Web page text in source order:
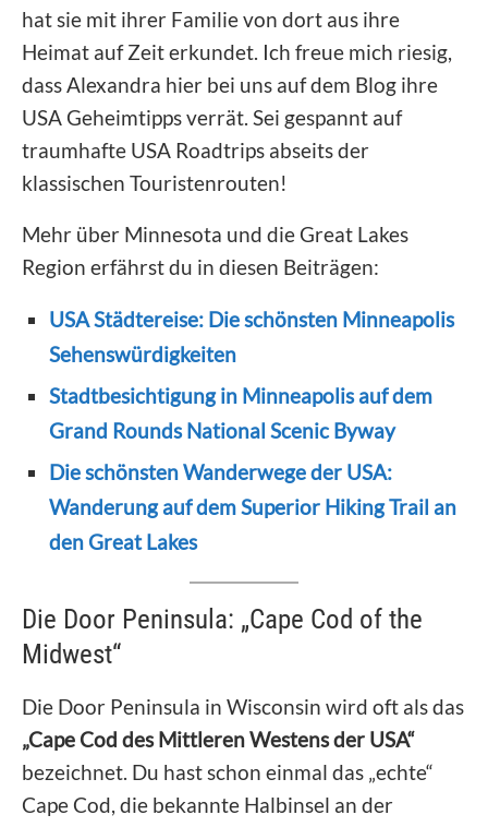
hat sie mit ihrer Familie von dort aus ihre
Heimat auf Zeit erkundet. Ich freue mich riesig,
dass Alexandra hier bei uns auf dem Blog ihre
USA Geheimtipps verrät. Sei gespannt auf
traumhafte USA Roadtrips abseits der
klassischen Touristenrouten!
Mehr über Minnesota und die Great Lakes
Region erfährst du in diesen Beiträgen:
USA Städtereise: Die schönsten Minneapolis
Sehenswürdigkeiten
Stadtbesichtigung in Minneapolis auf dem
Grand Rounds National Scenic Byway
Die schönsten Wanderwege der USA:
Wanderung auf dem Superior Hiking Trail an
den Great Lakes
Die Door Peninsula: „Cape Cod of the
Midwest“
Die Door Peninsula in Wisconsin wird oft als das
„Cape Cod des Mittleren Westens der USA“
bezeichnet. Du hast schon einmal das „echte“
Cape Cod, die bekannte Halbinsel an der